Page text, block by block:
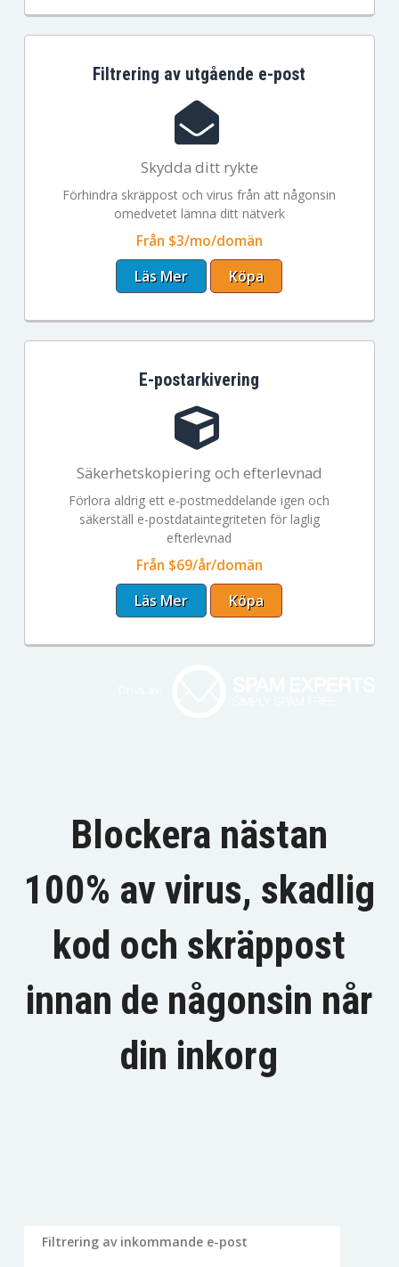
Filtrering av utgående e-post
Skydda ditt rykte
Förhindra skräppost och virus från att någonsin
omedvetet lämna ditt nätverk
Från $3/mo/domän
Läs Mer Köpa
E-postarkivering
Säkerhetskopiering och efterlevnad
Förlora aldrig ett e-postmeddelande igen och
säkerställ e-postdataintegriteten för laglig
efterlevnad
Från $69/år/domän
Läs Mer Köpa
Blockera nästan
100% av virus, skadlig
kod och skräppost
innan de någonsin når
din inkorg
Filtrering av inkommande e-post